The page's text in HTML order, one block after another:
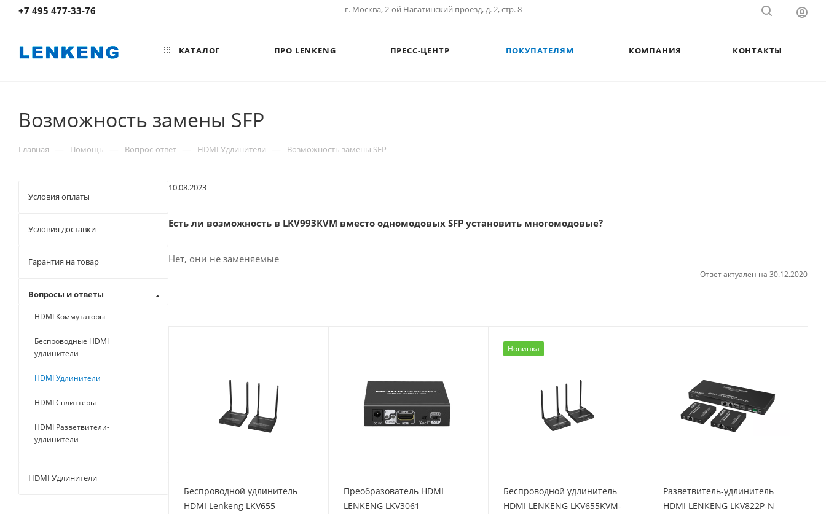
+7 495 477-33-76 г. Москва, 2-ой Нагатинский проезд, д. 2, стр. 8
КАТАЛОГ ПРО LENKENG ПРЕСС-ЦЕНТР ПОКУПАТЕЛЯМ КОМПАНИЯ КОНТАКТЫ
Возможность замены SFP
Главная — Помощь — Вопрос-ответ — HDMI Удлинители — Возможность замены SFP
10.08.2023
Есть ли возможность в LKV993KVM вместо одномодовых SFP установить многомодовые?
Нет, они не заменяемые
Ответ актуален на 30.12.2020
Беспроводной удлинитель
HDMI Lenkeng LKV655
Преобразователь HDMI
LENKENG LKV3061
Новинка
Беспроводной удлинитель
HDMI LENKENG LKV655KVM-
Разветвитель-удлинитель
HDMI LENKENG LKV822P-N
Условия оплаты
Условия доставки
Гарантия на товар
Вопросы и ответы
HDMI Коммутаторы
Беспроводные HDMI
удлинители
HDMI Удлинители
HDMI Сплиттеры
HDMI Разветвители-
удлинители
HDMI Удлинители